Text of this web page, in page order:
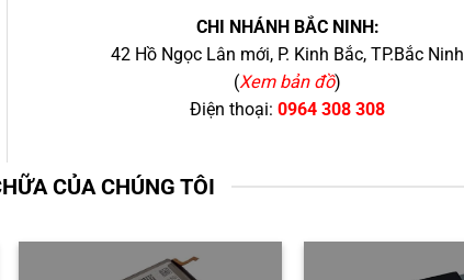
CHI NHÁNH BẮC NINH:
42 Hồ Ngọc Lân mới, P. Kinh Bắc, TP.Bắc Ninh
(Xem bản đồ)
Điện thoại: 0964 308 308
CỦA CHÚNG TÔI